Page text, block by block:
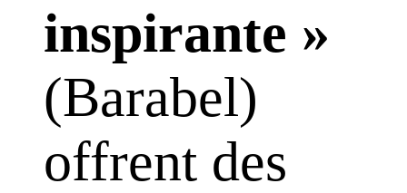
inspirante »
(Barabel)
offrent des